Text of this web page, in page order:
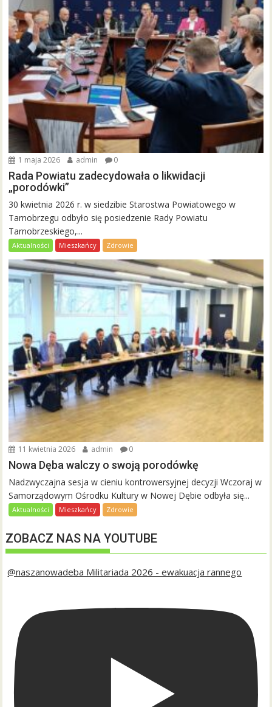
1 maja 2026 admin 0
Rada Powiatu zadecydowała o likwidacji
„porodówki”
30 kwietnia 2026 r. w siedzibie Starostwa Powiatowego w
Tarnobrzegu odbyło się posiedzenie Rady Powiatu
Tarnobrzeskiego,...
Aktualności Mieszkańcy Zdrowie
11 kwietnia 2026 admin 0
Nowa Dęba walczy o swoją porodówkę
Nadzwyczajna sesja w cieniu kontrowersyjnej decyzji Wczoraj w
Samorządowym Ośrodku Kultury w Nowej Dębie odbyła się...
Aktualności Mieszkańcy Zdrowie
ZOBACZ NAS NA YOUTUBE
@naszanowadeba Militariada 2026 - ewakuacja rannego